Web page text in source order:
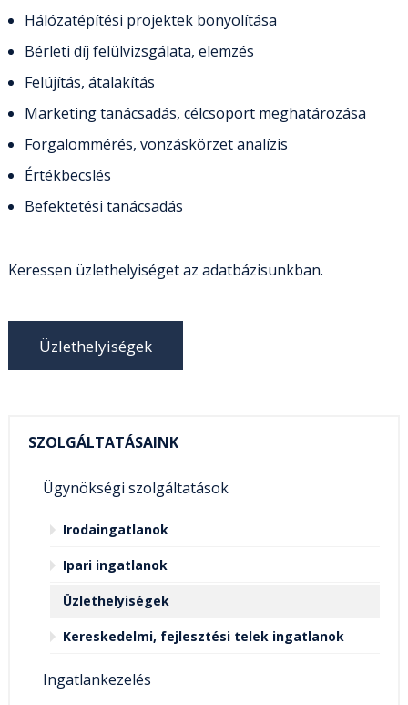
Hálózatépítési projektek bonyolítása
Bérleti díj felülvizsgálata, elemzés
Felújítás, átalakítás
Marketing tanácsadás, célcsoport meghatározása
Forgalommérés, vonzáskörzet analízis
Értékbecslés
Befektetési tanácsadás
Keressen üzlethelyiséget az adatbázisunkban.
Üzlethelyiségek
SZOLGÁLTATÁSAINK
Ügynökségi szolgáltatások
Irodaingatlanok
Ipari ingatlanok
Üzlethelyiségek
Kereskedelmi, fejlesztési telek ingatlanok
Ingatlankezelés